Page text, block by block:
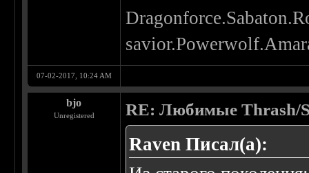
07-02-2017, 10:24 AM
bjo
Unregistered RE: Любимые Thrash/
Raven Писал(а):